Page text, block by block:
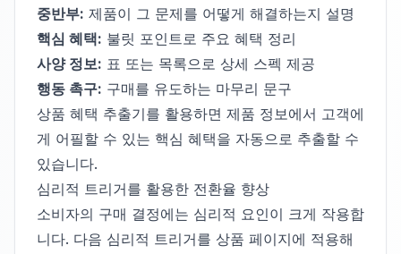
중반부: 제품이 그 문제를 어떻게 해결하는지 설명
핵심 혜택: 불릿 포인트로 주요 혜택 정리
사양 정보: 표 또는 목록으로 상세 스펙 제공
행동 촉구: 구매를 유도하는 마무리 문구
상품 혜택 추출기를 활용하면 제품 정보에서 고객에
게 어필할 수 있는 핵심 혜택을 자동으로 추출할 수
있습니다.
심리적 트리거를 활용한 전환율 향상
소비자의 구매 결정에는 심리적 요인이 크게 작용합
니다. 다음 심리적 트리거를 상품 페이지에 적용해